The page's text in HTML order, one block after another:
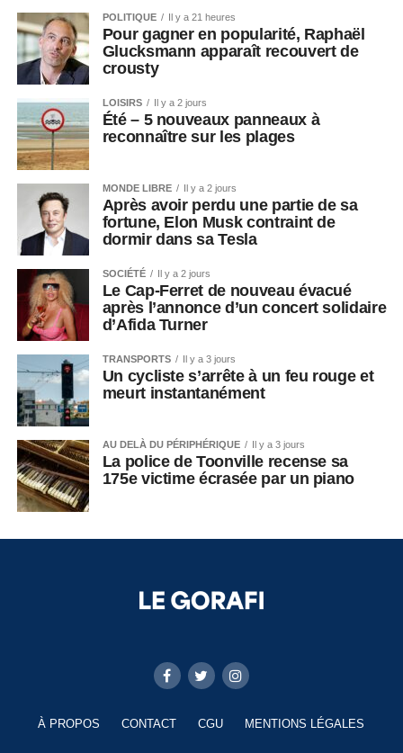
POLITIQUE Il y a 21 heures
Pour gagner en popularité, Raphaël
Glucksmann apparaît recouvert de
crousty
LOISIRS Il y a 2 jours
Été – 5 nouveaux panneaux à
reconnaître sur les plages
MONDE LIBRE Il y a 2 jours
Après avoir perdu une partie de sa
fortune, Elon Musk contraint de
dormir dans sa Tesla
SOCIÉTÉ Il y a 2 jours
Le Cap-Ferret de nouveau évacué
après l’annonce d’un concert solidaire
d’Afida Turner
TRANSPORTS Il y a 3 jours
Un cycliste s’arrête à un feu rouge et
meurt instantanément
AU DELÀ DU PÉRIPHÉRIQUE Il y a 3 jours
La police de Toonville recense sa
175e victime écrasée par un piano
À PROPOS CONTACT CGU MENTIONS LÉGALES